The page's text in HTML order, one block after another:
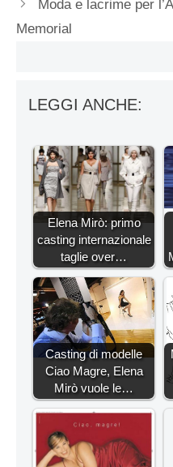
Moda e lacrime per
Memorial
LEGGI ANCHE:
Elena Mirò: primo
casting internazionale
taglie over…
Casting di modelle
Ciao Magre, Elena
Mirò vuole le…